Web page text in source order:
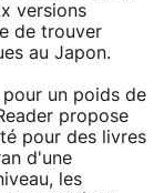
versions
de trouver
au Japon.
pour un poids de
propose
pour des livres
d'une
les